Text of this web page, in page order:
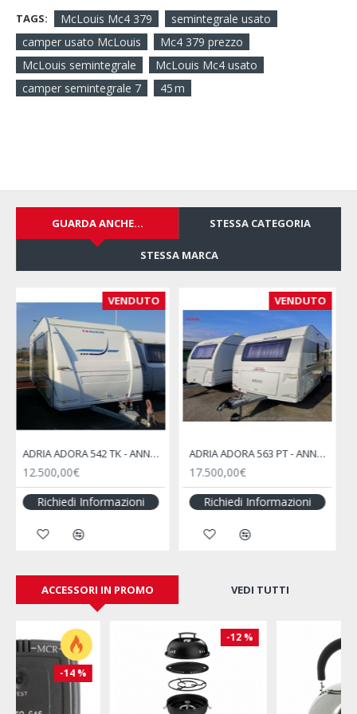
TAGS: McLouis Mc4 379
semintegrale usato
camper usato McLouis
Mc4 379 prezzo
McLouis semintegrale
McLouis Mc4 usato
camper semintegrale 7
45 m
GUARDA ANCHE... STESSA CATEGORIA
STESSA MARCA
VENDUTO
ADRIA ADORA 563 PT - ANNO 2013
17.500,00€
Richiedi Informazioni
VENDUTO
Adria Adriatik 560 - 2002
trattativa riservata
Richiedi Informazioni
ACCESSORI IN PROMO VEDI TUTTI